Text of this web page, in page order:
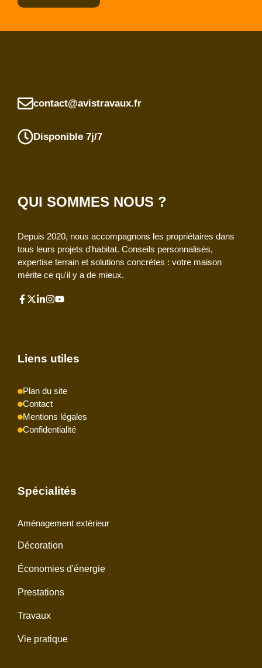
contact@avistravaux.fr
Disponible 7j/7
QUI SOMMES NOUS ?
Depuis 2020, nous accompagnons les propriétaires dans
tous leurs projets d'habitat. Conseils personnalisés,
expertise terrain et solutions concrètes : votre maison
mérite ce qu'il y a de mieux.
Liens utiles
Plan du site
Contact
Mentions légales
Confidentialité
Spécialités
Aménagement extérieur
Décoration
Économies d'énergie
Prestations
Travaux
Vie pratique